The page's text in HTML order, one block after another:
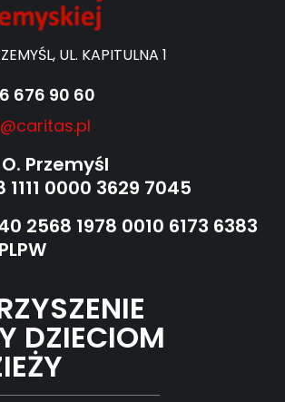
UL. KAPITULNA 1
676 90 60
O. Przemyśl
1111 0000 3629 7045
2568 1978 0010 6173 6383
DZIECIOM